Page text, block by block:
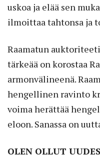
uskoa ja elää sen
ilmoittaa tahtonsa ja
Raamatun
tärkeää on korostaa
armonvälineenä.
hengellinen ravinto
voima herättää
eloon. Sanassa on
OLEN OLLUT